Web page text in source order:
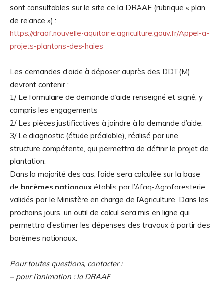
sont consultables sur le site de la DRAAF (rubrique « plan
de relance ») :
https://draaf.nouvelle-aquitaine.agriculture.gouv.fr/Appel-a-
projets-plantons-des-haies
Les demandes d’aide à déposer auprès des DDT(M)
devront contenir :
1/ Le formulaire de demande d’aide renseigné et signé, y
compris les engagements
2/ Les pièces justificatives à joindre à la demande d’aide,
3/ Le diagnostic (étude préalable), réalisé par une
structure compétente, qui permettra de définir le projet de
plantation.
Dans la majorité des cas, l’aide sera calculée sur la base
de barèmes nationaux établis par l’Afaq-Agroforesterie,
validés par le Ministère en charge de l’Agriculture. Dans les
prochains jours, un outil de calcul sera mis en ligne qui
permettra d’estimer les dépenses des travaux à partir des
barèmes nationaux.
Pour toutes questions, contacter :
– pour l’animation : la DRAAF